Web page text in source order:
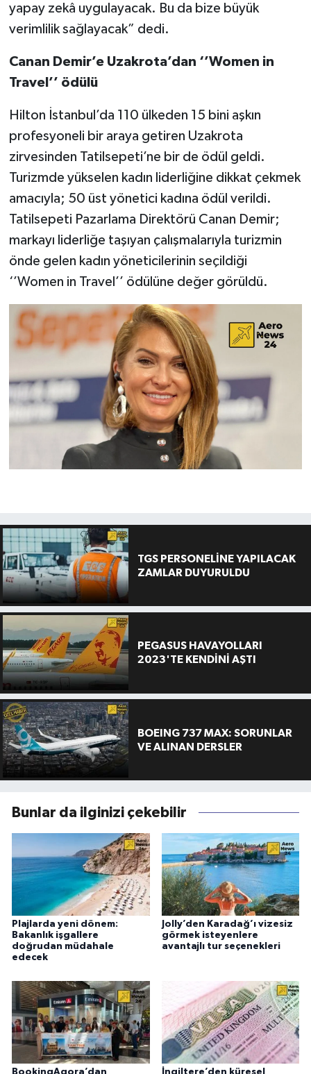
yapay zekâ uygulayacak. Bu da bize büyük
verimlilik sağlayacak” dedi.
Canan Demir’e Uzakrota’dan ‘’Women in
Travel’’ ödülü
Hilton İstanbul’da 110 ülkeden 15 bini aşkın
profesyoneli bir araya getiren Uzakrota
zirvesinden Tatilsepeti’ne bir de ödül geldi.
Turizmde yükselen kadın liderliğine dikkat çekmek
amacıyla; 50 üst yönetici kadına ödül verildi.
Tatilsepeti Pazarlama Direktörü Canan Demir;
markayı liderliğe taşıyan çalışmalarıyla turizmin
önde gelen kadın yöneticilerinin seçildiği
‘’Women in Travel’’ ödülüne değer görüldü.
TGS PERSONELİNE YAPILACAK
ZAMLAR DUYURULDU
PEGASUS HAVAYOLLARI
2023'TE KENDİNİ AŞTI
BOEING 737 MAX: SORUNLAR
VE ALINAN DERSLER
Bunlar da ilginizi çekebilir
Plajlarda yeni dönem:
Bakanlık işgallere
doğrudan müdahale
edecek
Jolly’den Karadağ’ı vizesiz
görmek isteyenlere
avantajlı tur seçenekleri
BookingAgora’dan İngiltere’den küresel